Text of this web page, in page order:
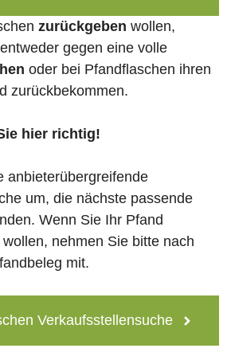
zurückgeben wollen,
gegen eine volle
oder bei Pfandflaschen ihren
zurückbekommen.
hier richtig!
anbieterübergreifende
um, die nächste passende
Wenn Sie Ihr Pfand
nehmen Sie bitte nach
mit.
Verkaufsstellensuche